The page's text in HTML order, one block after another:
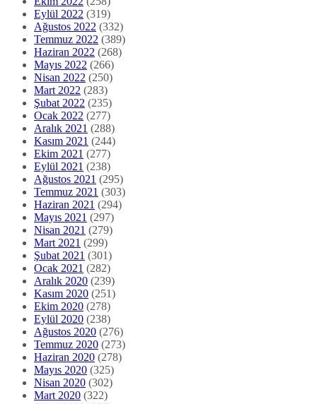
Eylül 2022 (319)
Ağustos 2022 (332)
Temmuz 2022 (389)
Haziran 2022 (268)
Mayıs 2022 (266)
Nisan 2022 (250)
Mart 2022 (283)
Şubat 2022 (235)
Ocak 2022 (277)
Aralık 2021 (288)
Kasım 2021 (244)
Ekim 2021 (277)
Eylül 2021 (238)
Ağustos 2021 (295)
Temmuz 2021 (303)
Haziran 2021 (294)
Mayıs 2021 (297)
Nisan 2021 (279)
Mart 2021 (299)
Şubat 2021 (301)
Ocak 2021 (282)
Aralık 2020 (239)
Kasım 2020 (251)
Ekim 2020 (278)
Eylül 2020 (238)
Ağustos 2020 (276)
Temmuz 2020 (273)
Haziran 2020 (278)
Mayıs 2020 (325)
Nisan 2020 (302)
Mart 2020 (322)